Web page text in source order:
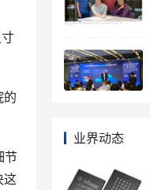
的
节
这
业界动态